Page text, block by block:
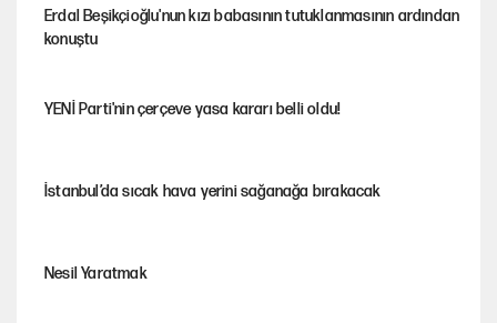
Erdal Beşikçioğlu'nun kızı babasının tutuklanmasının ardından
konuştu
YENİ Parti'nin çerçeve yasa kararı belli oldu!
İstanbul’da sıcak hava yerini sağanağa bırakacak
Nesil Yaratmak